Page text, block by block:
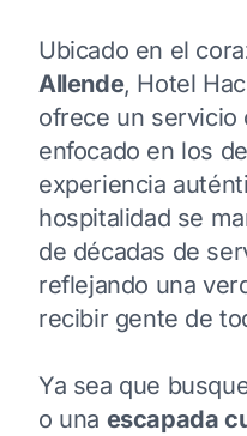
Ubicado en el
Allende, Hotel
ofrece un servicio
enfocado en los
experiencia
hospitalidad se
de décadas de
reflejando una
recibir gente de
Ya sea que
o una escapada